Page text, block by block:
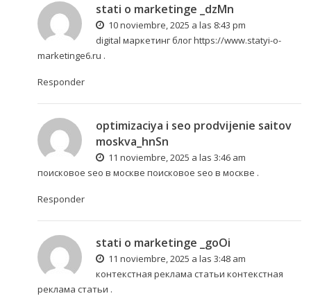
stati o marketinge _dzMn
10 noviembre, 2025 a las 8:43 pm
digital маркетинг блогhttps://www.statyi-o-
marketinge6.ru .
Responder
optimizaciya i seo prodvijenie saitov
moskva_hnSn
11 noviembre, 2025 a las 3:46 am
поисковое seo в москве поисковое seo в москве .
Responder
stati o marketinge _goOi
11 noviembre, 2025 a las 3:48 am
контекстная реклама статьи контекстная
реклама статьи .